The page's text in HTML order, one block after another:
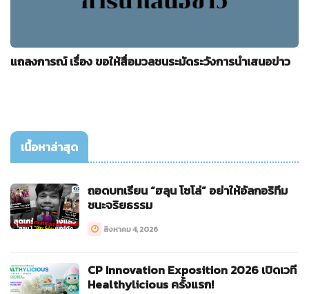
แถลงการณ์ เรื่อง ขอให้สื่อมวลชนระมัดระวังการนำเสนอข่าว
เนื้อหาล่าสุด
ถอดบทเรียน “ฮลุน โซโล่” อย่าให้อัลกอริทึม
ชนะจริยธรรม
สิงหาคม 4, 2026
CP Innovation Exposition 2026 เปิดเวที
Healthylicious ครั้งแรก!